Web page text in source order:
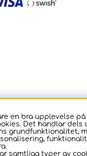
en bra upplevelse på
Det handlar dels
grundfunktionalitet,
samtliga typer av